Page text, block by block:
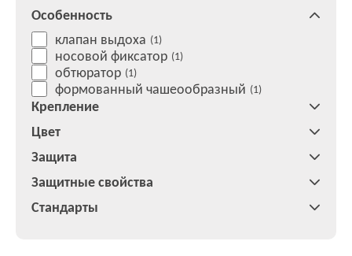
Особенность
клапан выдоха (1)
носовой фиксатор (1)
обтюратор (1)
формованный чашеообразный (1)
Крепление
Цвет
Защита
Защитные свойства
Стандарты